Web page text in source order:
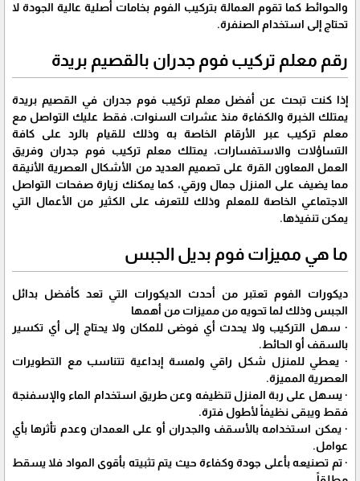
والحوائط كما تقوم العمالة بتركيب الفوم بخامات أصلية عالية الجودة لا
تحتاج إلى استخدام الصنفرة.
رقم معلم تركيب فوم جدران بالقصيم بريدة
إذا كنت تبحث عن أفضل معلم تركيب فوم جدران في القصيم بريدة
يمتلك الخبرة والكفاءة منذ عشرات السنوات، فقط عليك التواصل مع
معلم تركيب عبر الأرقام الخاصة به وذلك للقيام بالرد على كافة
التساؤلات والاستفسارات، يمتلك معلم تركيب فوم جدران وفريق
العمل المعاون القرة على تصميم العديد من الأشكال العصرية الأنيقة
مما يضيف على المنزل جمال ورقي، كما يمكنك زيارة صفحات التواصل
الاجتماعي الخاصة للمعلم وذلك للتعرف على الكثير من الأعمال التي
يمكن تنفيذها.
ما هي مميزات فوم بديل الجبس
ديكورات الفوم تعتبر من أحدث الديكورات التي تعد كأفضل بدائل
الجبس وذلك لما تحويه من مميزات من أهمها
· سهل التركيب ولا يحدث أي فوضى للمكان ولا يحتاج إلى أي تكسير
بالسقف أو الحائط.
· يعطي للمنزل شكل راقي ولمسة إبداعية تتناسب مع التطويرات
العصرية المميزة.
· يسهل على ربة المنزل تنظيفه وعن طريق استخدام الماء والإسفنجة
فقط ويبقى نظيفاً لأطول فترة.
· يمكن استخدامه بالأسقف والجدران أو على العمدان وعدم تأثرها بأي
عوامل.
· تم تصنيعه بأعلى جودة وكفاءة حيث يتم تثبيته بأقوى المواد فلا يسقط